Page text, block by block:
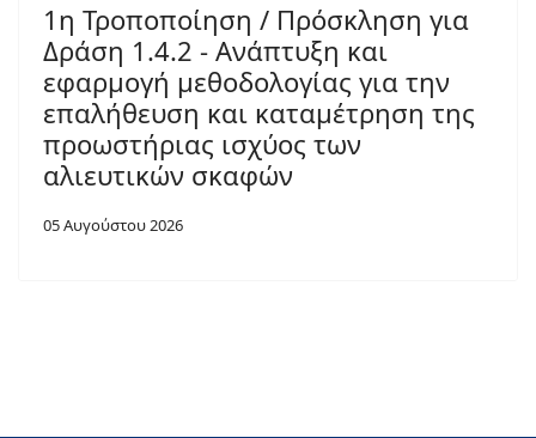
1η Τροποποίηση / Πρόσκληση για
Δράση 1.4.2 - Ανάπτυξη και
εφαρμογή μεθοδολογίας για την
επαλήθευση και καταμέτρηση της
προωστήριας ισχύος των
αλιευτικών σκαφών
05 Αυγούστου 2026